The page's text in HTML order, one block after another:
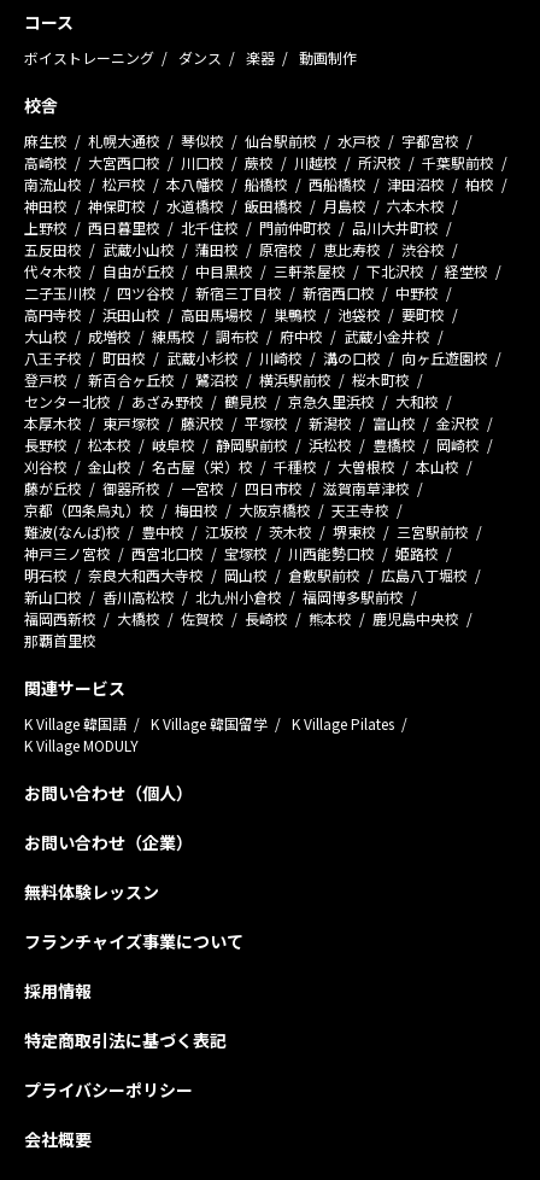
コース
ボイストレーニング ダンス 楽器 動画制作
校舎
麻生校 札幌大通校 琴似校 仙台駅前校 水戸校
宇都宮校
高崎校
大宮西口校 川口校 蕨校 川越校 所沢校
千葉駅前校
南流山校
松戸校 本八幡校 船橋校 西船橋校 津田沼校
柏校
神田校
神保町校 水道橋校 飯田橋校 月島校
六本木校
上野校
西日暮里校 北千住校 門前仲町校
品川大井町校
五反田校
武蔵小山校 蒲田校 原宿校 恵比寿校
渋谷校
代々木校
自由が丘校 中目黒校 三軒茶屋校 下北沢校
経堂校
二子玉川校
四ツ谷校 新宿三丁目校 新宿西口校
中野校
高円寺校
浜田山校 高田馬場校 巣鴨校 池袋校
要町校
大山校
成増校 練馬校 調布校 府中校
武蔵小金井校
八王子校
町田校 武蔵小杉校 川崎校 溝の口校
向ヶ丘遊園校
登戸校
新百合ヶ丘校 鷺沼校 横浜駅前校
桜木町校
センター北校
あざみ野校 鶴見校 京急久里浜校
大和校
本厚木校
東戸塚校 藤沢校 平塚校 新潟校 富山校
金沢校
長野校
松本校 岐阜校 静岡駅前校 浜松校 豊橋校
岡崎校
刈谷校
金山校 名古屋（栄）校 千種校 大曽根校
本山校
藤が丘校
御器所校 一宮校 四日市校
滋賀南草津校
京都（四条烏丸）校
梅田校 大阪京橋校
天王寺校
難波(なんば)校
豊中校 江坂校 茨木校 堺東校
三宮駅前校
神戸三ノ宮校
西宮北口校 宝塚校 川西能勢口校
姫路校
明石校
奈良大和西大寺校 岡山校 倉敷駅前校
広島八丁堀校
新山口校
香川高松校 北九州小倉校
福岡博多駅前校
福岡西新校
大橋校 佐賀校 長崎校 熊本校
鹿児島中央校
那覇首里校
関連サービス
K Village 韓国語 K Village 韓国留学
K Village Pilates
K Village MODULY
お問い合わせ（個人）
お問い合わせ（企業）
無料体験レッスン
フランチャイズ事業について
採用情報
特定商取引法に基づく表記
プライバシーポリシー
会社概要